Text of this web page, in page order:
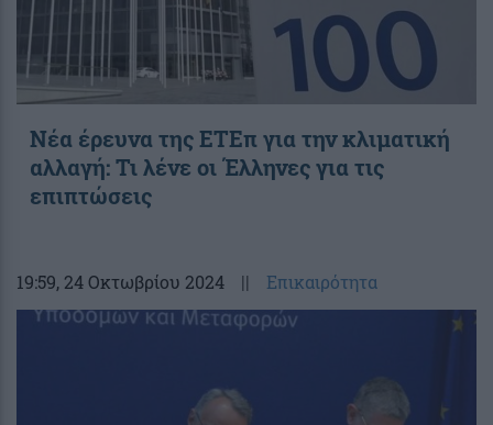
Νέα έρευνα της ΕΤΕπ για την κλιματική
αλλαγή: Τι λένε οι Έλληνες για τις
επιπτώσεις
19:59, 24 Οκτωβρίου 2024 || Επικαιρότητα